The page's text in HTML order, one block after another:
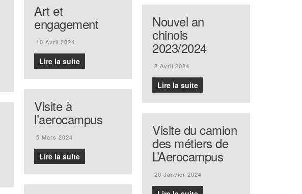
Art et
engagement
10 Avril 2024
Lire la suite
Nouvel an
chinois
2023/2024
2 Avril 2024
Lire la suite
Visite à
l’aerocampus
5 Mars 2024
Lire la suite
Visite du camion
des métiers de
L’Aerocampus
20 Janvier 2024